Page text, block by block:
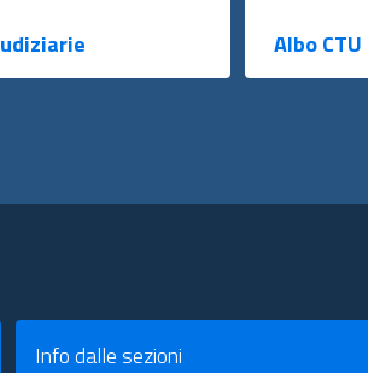
Albo CTU
Info dalle sezioni